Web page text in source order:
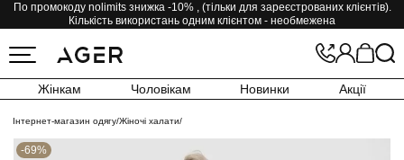
По промокоду nolimits знижка -10% , (тільки для зареєстрованих клієнтів).
Кількість використань одним клієнтом - необмежена
Жінкам Чоловікам Новинки Акції
Інтернет-магазин одягу/Жіночі халати/
-69%